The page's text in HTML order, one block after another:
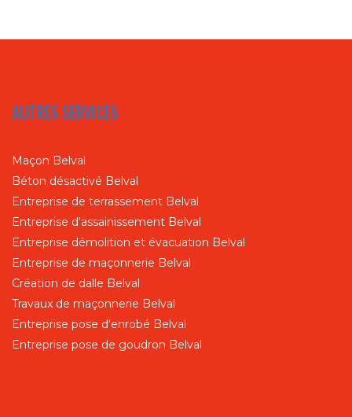
AUTRES SERVICES
Maçon Belval
Béton désactivé Belval
Entreprise de terrassement Belval
Entreprise d'assainissement Belval
Entreprise démolition et évacuation Belval
Entreprise de maçonnerie Belval
Création de dalle Belval
Travaux de maçonnerie Belval
Entreprise pose d'enrobé Belval
Entreprise pose de goudron Belval